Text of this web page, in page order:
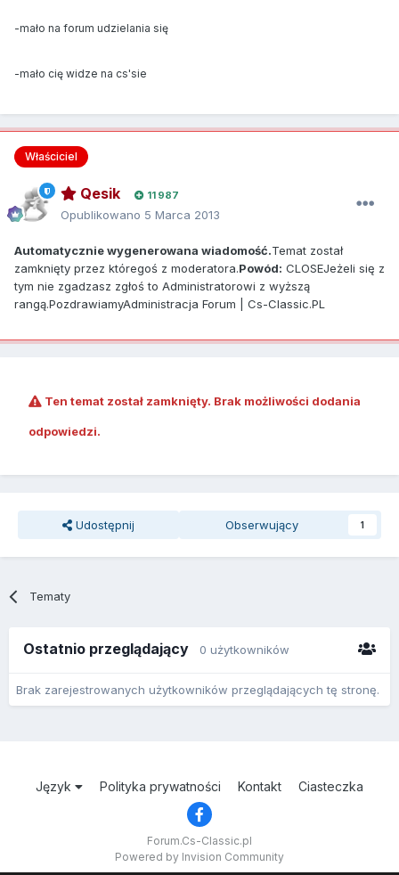
-mało na forum udzielania się
-mało cię widze na cs'sie
Właściciel
Qesik 11 987
Opublikowano 5 Marca 2013
Automatycznie wygenerowana wiadomość.Temat został
zamknięty przez któregoś z moderatora.Powód: CLOSEJeżeli się z
tym nie zgadzasz zgłoś to Administratorowi z wyższą
rangą.PozdrawiamyAdministracja Forum | Cs-Classic.PL
Ten temat został zamknięty. Brak możliwości dodania
odpowiedzi.
Udostępnij Obserwujący 1
Tematy
Ostatnio przeglądający 0 użytkowników
Brak zarejestrowanych użytkowników przeglądających tę stronę.
Język Polityka prywatności Kontakt Ciasteczka
Forum.Cs-Classic.pl
Powered by Invision Community